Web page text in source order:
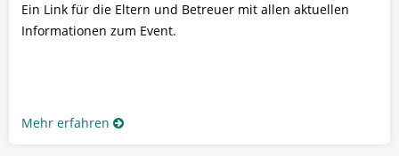
Ein Link für die Eltern und Betreuer mit allen aktuellen
Informationen zum Event.
Mehr erfahren